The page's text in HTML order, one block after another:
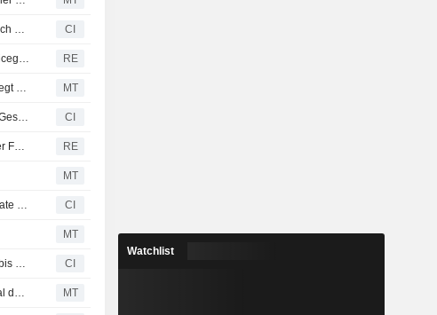
One Inc. und Copart, Inc. setzen neue Maßstäbe bei Innovationen im Bereich Kfz-Schadensregulierung CI
Copart übertrifft Gewinnerwartungen im vierten Quartal dank starkem Servicegeschäft RE
Copart verzeichnet Gewinn- und Umsatzanstieg im vierten Quartal - Aktie legt nachbörslich zu MT
Copart, Inc. veröffentlicht Finanzergebnisse für das vierte Quartal und das Gesamtjahr zum 31. Juli 2025 CI
Copart verfehlt Gewinnprognosen für das dritte Quartal aufgrund geringerer Fahrzeugverkäufe und höherer Ausgaben RE
MT
Copart, Inc. gibt Ergebnisse für das dritte Quartal und die ersten neun Monate zum 30. April 2025 bekannt CI
MT
Copart, Inc. meldet Ergebnis für das zweite Quartal und die sechs Monate bis zum 31. Januar 2025 CI
Copart-Aktien steigen nach höherem Gewinn und Umsatz im ersten Quartal des Geschäftsjahres MT
Watchlist